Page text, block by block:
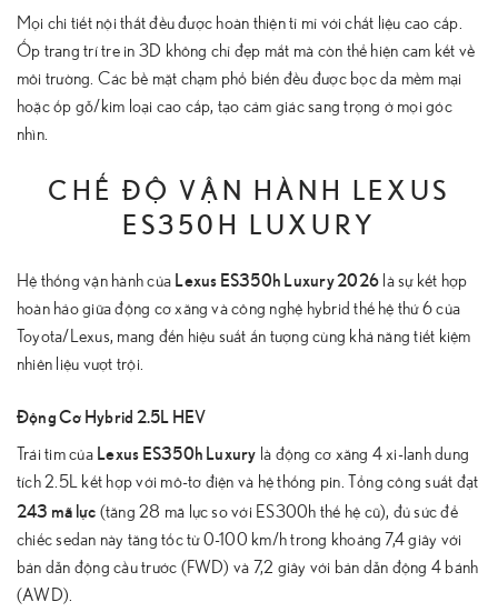
Mọi chi tiết nội thất đều được hoàn thiện tỉ mỉ với chất liệu cao cấp.
Ốp trang trí tre in 3D không chỉ đẹp mắt mà còn thể hiện cam kết về
môi trường. Các bề mặt chạm phổ biến đều được bọc da mềm mại
hoặc ốp gỗ/kim loại cao cấp, tạo cảm giác sang trọng ở mọi góc
nhìn.
CHẾ ĐỘ VẬN HÀNH LEXUS
ES350H LUXURY
Hệ thống vận hành của Lexus ES350h Luxury 2026 là sự kết hợp
hoàn hảo giữa động cơ xăng và công nghệ hybrid thế hệ thứ 6 của
Toyota/Lexus, mang đến hiệu suất ấn tượng cùng khả năng tiết kiệm
nhiên liệu vượt trội.
Động Cơ Hybrid 2.5L HEV
Trái tim của Lexus ES350h Luxury là động cơ xăng 4 xi-lanh dung
tích 2.5L kết hợp với mô-tơ điện và hệ thống pin. Tổng công suất đạt
243 mã lực (tăng 28 mã lực so với ES300h thế hệ cũ), đủ sức để
chiếc sedan này tăng tốc từ 0-100 km/h trong khoảng 7,4 giây với
bản dẫn động cầu trước (FWD) và 7,2 giây với bản dẫn động 4 bánh
(AWD).